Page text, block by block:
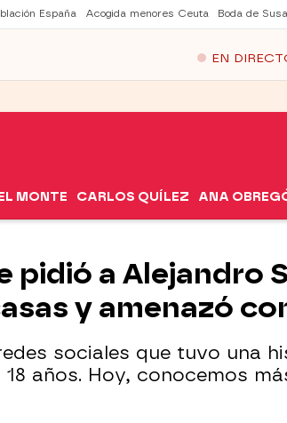
España Acogida menores Ceuta Boda de
EN
MONTE CARLOS QUÍLEZ ANA
pidió a Alejandro
y amenazó
sociales que tuvo una
años. Hoy, conocemos